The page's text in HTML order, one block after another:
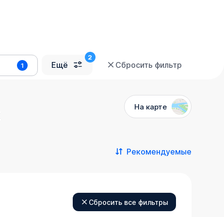
1 Ещё Сбросить фильтр
На карте
Рекомендуемые
Сбросить все фильтры